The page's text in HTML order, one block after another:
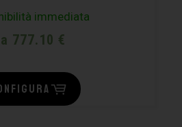
immediata
777.10 €